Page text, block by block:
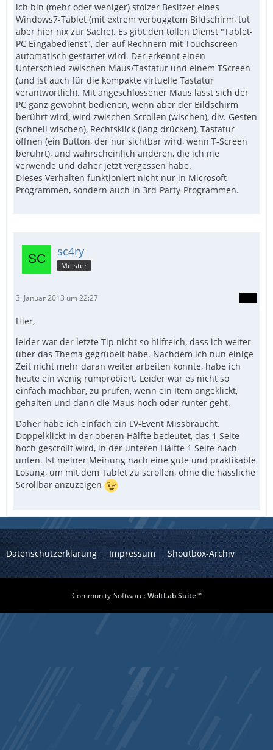
ich bin (mehr oder weniger) stolzer Besitzer eines
Windows7-Tablet (mit extrem verbuggtem Bildschirm, tut
aber hier nix zur Sache). Es gibt den tollen Dienst "Tablet-
PC Eingabedienst", der auf Rechnern mit Touchscreen
automatisch gestartet wird. Der erkennt einen
Unterschied zwischen Maus/Tastatur und einem TScreen
(und ist auch für die kompakte virtuelle Tastatur
verantwortlich). Mit angeschlossener Maus lässt sich der
PC ganz gewohnt bedienen, wenn aber der Bildschirm
berührt wird, wird zwischen Scrollen (wischen), div. Gesten
(schnell wischen), Rechtsklick (lang drücken), Tastatur
öffnen (ein Button, der nur sichtbar wird, wenn T-Screen
berührt), und wahrscheinlich anderen, die ich nie
verwende und daher jetzt vergessen habe.
Dieses Verhalten funktioniert nicht nur in Microsoft-
Programmen, sondern auch in 3rd-Party-Programmen.
sc4ry
Meister
3. Januar 2013 um 22:27
Hier,
leider war der letzte Tip nicht so hilfreich, dass ich weiter
über das Thema gegrübelt habe. Nachdem ich nun einige
Zeit nicht mehr daran weiter arbeiten konnte, habe ich
heute ein wenig rumprobiert. Leider war es nicht so
einfach machbar, zu prüfen, wenn ein Item angeklickt,
gehalten und dann die Maus hoch oder runter geht.
Daher habe ich einfach ein LV-Event Missbraucht.
Doppelklickt in der oberen Hälfte bedeutet, das 1 Seite
hoch gescrollt wird, in der unteren Hälfte 1 Seite nach
unten. Ist meiner Meinung nach eine gute und praktikable
Lösung, um mit dem Tablet zu scrollen, ohne die hässliche
Scrollbar anzuzeigen
Datenschutzerklärung Impressum Shoutbox-Archiv
Community-Software:WoltLab Suite™